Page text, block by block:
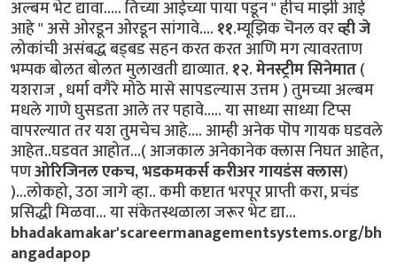
अल्बम भेट द्यावा..... तिच्या आईच्या पाया पडून " हीच माझी आई
आहे " असे ओरडून ओरडून सांगावे....११.म्यूझिक चॆनल वरव्ही जे
लोकांची असंबद्ध बड्बड सहन करत करत आणि मग त्यावरताण
भम्पक बोलत बोलत मुलाखती द्याव्यात.१२.मेनस्ट्रीम सिनेमात(
यशराज , धर्मा वगैरे मोठे मासे सापडल्यास उत्तम ) तुमच्या अल्बम
मधले गाणे घुसडता आले तर पहावे..... या साध्या साध्या टिप्स
वापरल्यात तर यश तुमचेच आहे.... आम्ही अनेक पॊप गायक घडवले
आहेत..घडवत आहोत...( आजकाल अनेकानेक क्लास निघत आहेत,
पणओरिजिनल एकच, भडकमकर्स करीअर गायडंस क्लास)
)...लोकहो, उठा जागे व्हा.. कमी कष्टात भरपूर प्राप्ती करा, प्रचंड
प्रसिद्धी मिळवा... या संकेतस्थळाला जरूर भेट द्या...
bhadakamakar'scareermanagementsystems.org/bh
angadapop